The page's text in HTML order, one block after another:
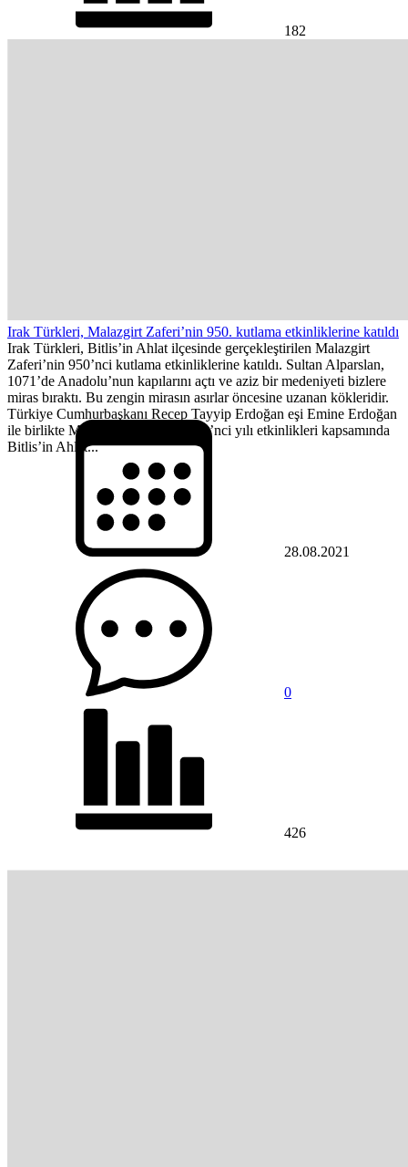
182
Irak Türkleri, Malazgirt Zaferi’nin 950. kutlama etkinliklerine katıldı
Irak Türkleri, Bitlis’in Ahlat ilçesinde gerçekleştirilen Malazgirt
Zaferi’nin 950’nci kutlama etkinliklerine katıldı. Sultan Alparslan,
1071’de Anadolu’nun kapılarını açtı ve aziz bir medeniyeti bizlere
miras bıraktı. Bu zengin mirasın asırlar öncesine uzanan kökleridir.
Türkiye Cumhurbaşkanı Recep Tayyip Erdoğan eşi Emine Erdoğan
ile birlikte Malazgirt Zaferi’nin 950’nci yılı etkinlikleri kapsamında
Bitlis’in Ahlat...
28.08.2021
0
426